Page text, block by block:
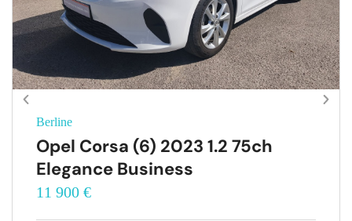
Berline
Opel Corsa (6) 2023 1.2 75ch
Elegance Business
11 900 €